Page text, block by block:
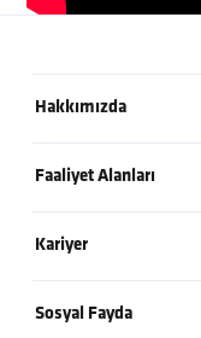
Hakkımızda
Değerlerimiz
Kilometre Taşları
Faaliyet Alanları
Enerji
Kariyer
Sosyal Fayda